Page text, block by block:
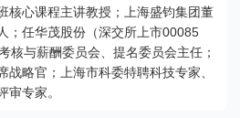
核心课程主讲教授；上海盛钧集团董
；任华茂股份（深交所上市00085
核与薪酬委员会、提名委员会主任；
战略官；上海市科委特聘科技专家、
审专家。